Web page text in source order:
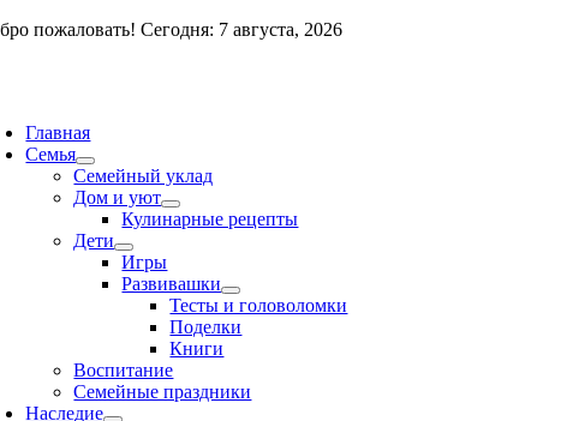
Skipпожаловать! Сегодня: 7 августа, 2026
Главная
Семья
Семейный уклад
Дом и уют
Кулинарные рецепты
Дети
Игры
Развивашки
Тесты и головоломки
Поделки
Книги
Воспитание
Семейные праздники
Наследие